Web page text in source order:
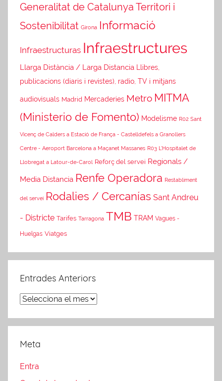
Generalitat de Catalunya Territori i
Sostenibilitat Girona Informació
Infraestructuras Infraestructures
Llarga Distància / Larga Distancia
Llibres,
publicacions (diaris i revistes), radio, TV i mitjans
audiovisuals Madrid Mercaderies Metro MITMA
(Ministerio de Fomento) Modelisme R02 Sant
Vicenç de Calders a Estació de França - Castelldefels a Granollers
Centre - Aeroport Barcelona a Maçanet Massanes R03 L'Hospitalet de
Llobregat a Latour-de-Carol Reforç del servei Regionals /
Media Distancia Renfe Operadora Restabliment
del servei Rodalies / Cercanías Sant Andreu
- Districte Tarifes Tarragona TMB TRAM Vagues -
Huelgas Viatges
Entrades Anteriors
Entrades
Meta
Entra